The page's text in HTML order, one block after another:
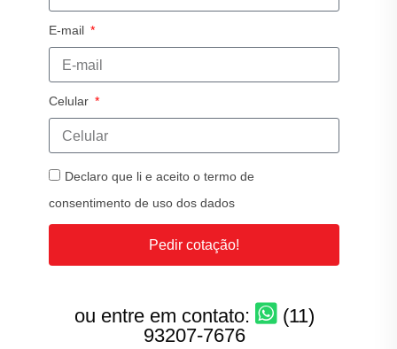
E-mail
Celular
Declaro que li e aceito o termo de
consentimento de uso dos dados
Pedir cotação!
ou entre em contato:
(11)
93207-7676